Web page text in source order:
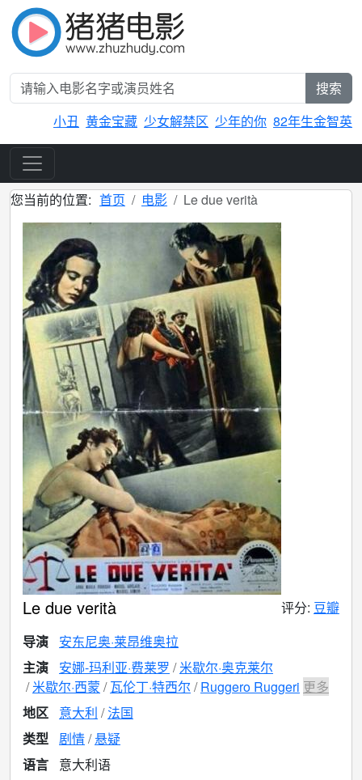
搜索
小丑 黄金宝藏 少女解禁区 少年的你 82年生金智英
您当前的位置: 首页 电影 Le due verità
Le due verità 评分: 豆瓣
导演
安东尼奥·莱昂维奥拉
主演
安娜-玛利亚·费莱罗
米歇尔·奥克莱尔
米歇尔·西蒙 瓦伦丁·特西尔 Ruggero Ruggeri 更多
地区
意大利 法国
类型 剧情 悬疑
语言
意大利语